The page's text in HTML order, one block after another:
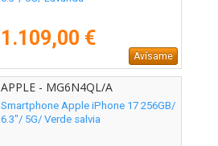
1.109,00 €
Avísame
APPLE - MG6N4QL/A
Smartphone Apple iPhone 17 256GB/
6.3"/ 5G/ Verde salvia